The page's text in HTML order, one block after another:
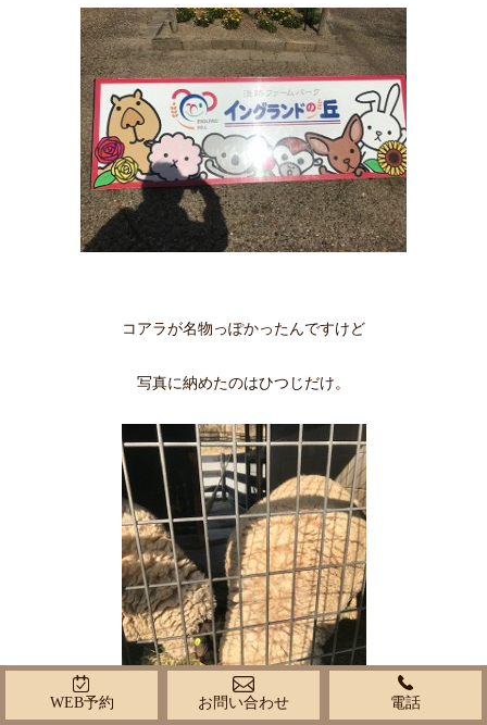
コアラが名物っぽかったんですけど
写真に納めたのはひつじだけ。
WEB予約 お問い合わせ 電話